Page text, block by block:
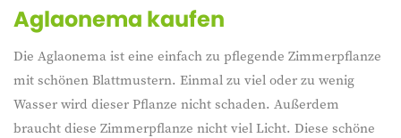
Aglaonema kaufen
Die Aglaonema ist eine einfach zu pflegende Zimmerpflanze
mit schönen Blattmustern. Einmal zu viel oder zu wenig
Wasser wird dieser Pflanze nicht schaden. Außerdem
braucht diese Zimmerpflanze nicht viel Licht. Diese schöne